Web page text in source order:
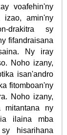
voafehin'ny
izao, amin'ny
drakitra sy
fifandraisana
Ny iray
Noho izany,
isan'andro
fitomboan'ny
Noho izany,
mitantana ny
ilaina mba
hisarihana